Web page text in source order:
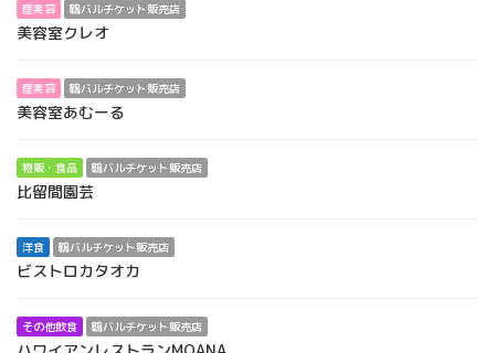
理美容 鶴バルチケット販売店
美容室クレオ
理美容 鶴バルチケット販売店
美容室あむーる
物販・食品 鶴バルチケット販売店
比留間園芸
洋食 鶴バルチケット販売店
ビストロカタオカ
その他飲食 鶴バルチケット販売店